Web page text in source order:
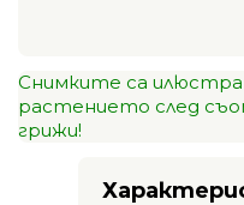
Снимките са
растението след
грижи!